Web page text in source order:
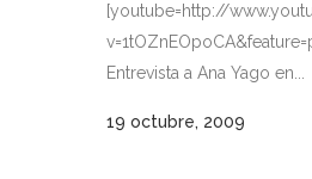
[youtube=http://
Entrevista a Ana Yago en...
19 octubre, 2009